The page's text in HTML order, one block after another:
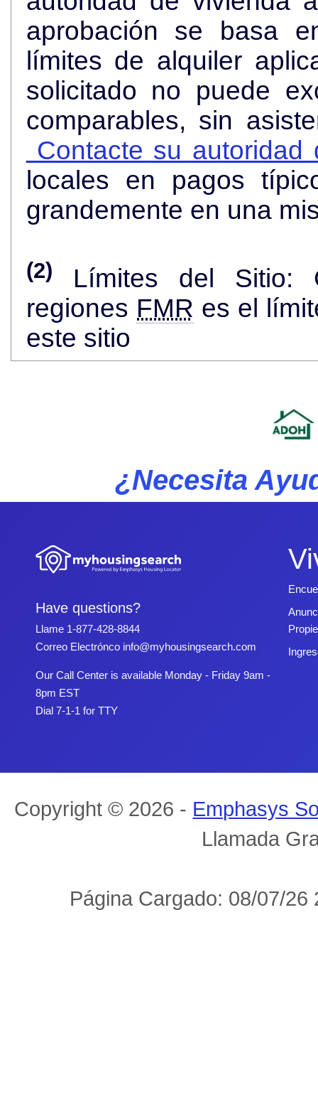
aprobación se basa
límites de alquiler
solicitado no puede
comparables, sin
Contacte su autoridad
locales en pagos
grandemente en una
(2)
Límites del Sitio:
regiones FMR es el
este sitio
¿Necesita
Have questions?
Llame 1-877-428-8844
Correo Electrónco info@myhousingsearch.com
Our Call Center is available Monday - Friday 9am -
8pm EST
Dial 7-1-1 for TTY
Copyright © 2026 - Emphasys
Llamada
Página Cargado: 08/07/